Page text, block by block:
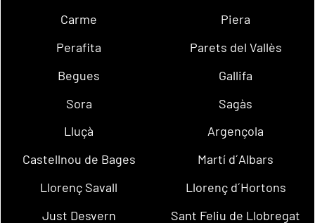
Carme
Piera
Perafita
Parets del Vallès
Begues
Gallifa
Sora
Sagàs
Lluçà
Argençola
Castellnou de Bages
Martí d´Albars
Llorenç Savall
Llorenç d´Hortons
Just Desvern
Sant Feliu de Llobregat